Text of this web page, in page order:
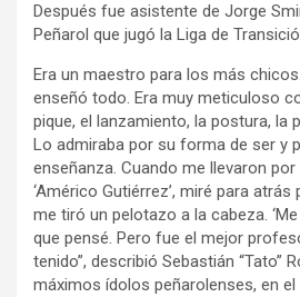
Después fue asistente de Jorge
Peñarol que jugó la Liga de
Era un maestro para los más
enseñó todo. Era muy meticuloso
pique, el lanzamiento, la postura, la
Lo admiraba por su forma de ser y
enseñanza. Cuando me llevaron
‘Américo Gutiérrez’, miré para
me tiró un pelotazo a la cabeza.
que pensé. Pero fue el mejor
tenido”, describió Sebastián “Tato”
máximos ídolos peñarolenses, en el